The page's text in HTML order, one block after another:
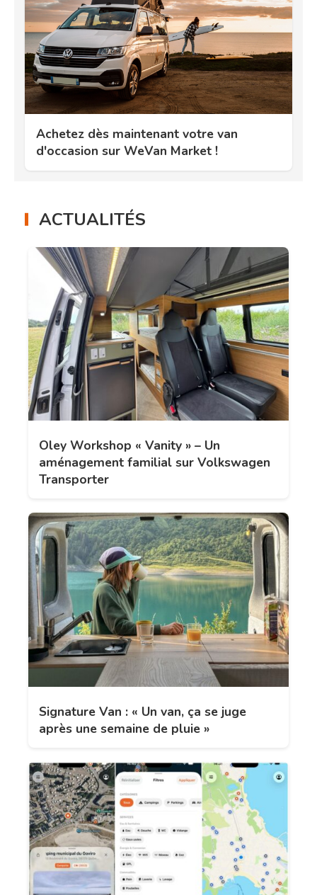
Achetez dès maintenant votre van
d'occasion sur WeVan Market !
ACTUALITÉS
Oley Workshop « Vanity » – Un
aménagement familial sur Volkswagen
Transporter
Signature Van : « Un van, ça se juge
après une semaine de pluie »